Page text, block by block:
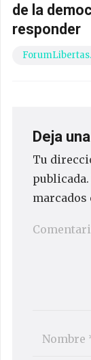
de la
responder
Deja
Tu
publicada.
marcados